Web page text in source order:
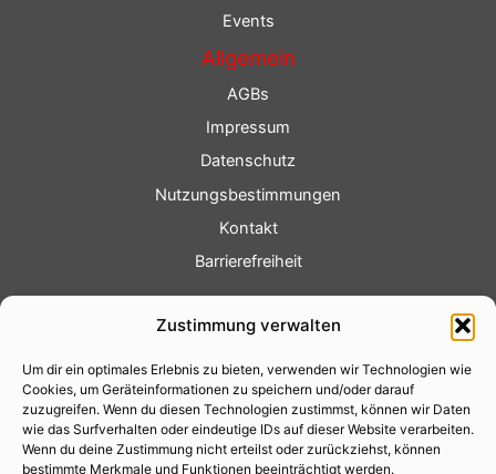
Zustimmung verwalten
Um dir ein optimales Erlebnis zu bieten, verwenden wir Technologien wie
Cookies, um Geräteinformationen zu speichern und/oder darauf
zuzugreifen. Wenn du diesen Technologien zustimmst, können wir Daten
wie das Surfverhalten oder eindeutige IDs auf dieser Website verarbeiten.
Wenn du deine Zustimmung nicht erteilst oder zurückziehst, können
bestimmte Merkmale und Funktionen beeinträchtigt werden.
Events
Allgemein
AGBs
Impressum
Datenschutz
Nutzungsbestimmungen
Kontakt
Barrierefreiheit
Fotoservice
Videoservice
Werbung
Contenterstellung